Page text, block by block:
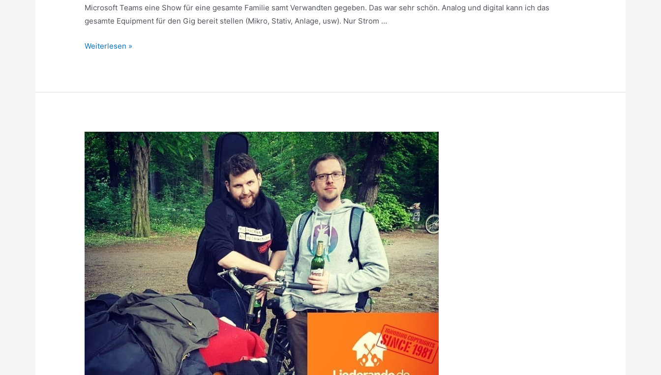
Microsoft Teams eine Show für eine gesamte Familie samt Verwandten gegeben. Das war sehr schön. Analog und digital kann ich das
gesamte Equipment für den Gig bereit stellen (Mikro, Stativ, Anlage, usw). Nur Strom …
Weiterlesen »